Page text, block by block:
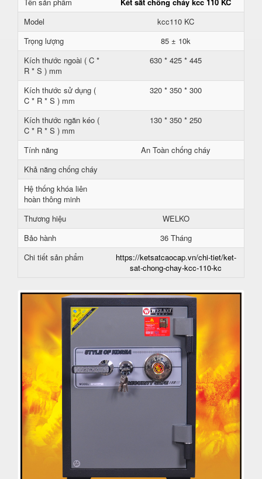
Model
kcc110 KC
Trọng lượng
85 ± 10k
Kích thước ngoài ( C *
R * S ) mm
630 * 425 * 445
Kích thước sử dụng (
C * R * S ) mm
320 * 350 * 300
Kích thước ngăn kéo (
C * R * S ) mm
130 * 350 * 250
Tính năng
An Toàn chống cháy
Khả năng chống cháy
Hệ thống khóa liên
hoàn thông minh
Thương hiệu
WELKO
Bảo hành
36 Tháng
Chi tiết sản phẩm
https://ketsatcaocap.vn/chi-tiet/ket-
sat-chong-chay-kcc-110-kc